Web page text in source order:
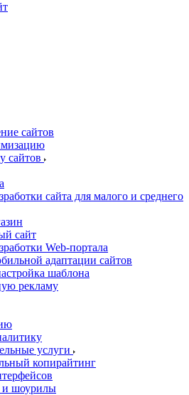
сайтов
сайтов
сайта для малого и среднего
сайт
Web-портала
адаптации сайтов
шаблона
рекламу
услуги
копирайтинг
и шоурилы